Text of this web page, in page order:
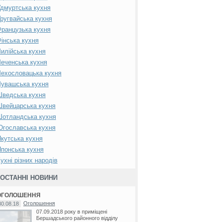
кухня
кухня
кухня
кухня
кухня
кухня
кухня
кухня
Шведська кухня
Швейцарська кухня
Шотландська кухня
кухня
кухня
кухня
різних народів
ОСТАННІ НОВИНИ
Оголошення
07.09.2018 року в приміщені
Бершадського районного відділу